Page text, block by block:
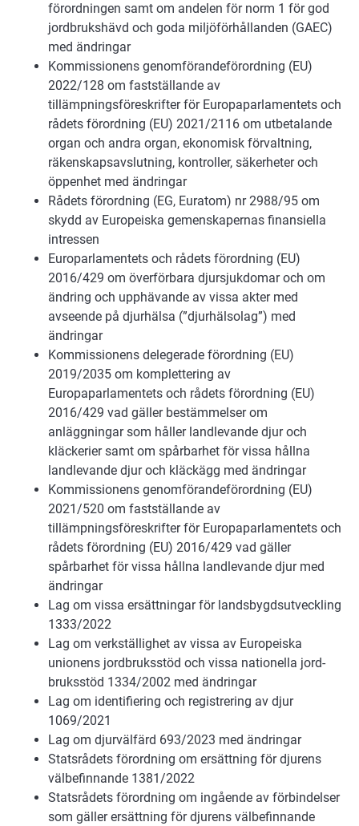
förordningen samt om andelen för norm 1 för god
jordbrukshävd och goda miljöförhållanden (GAEC)
med ändringar
Kommissionens genomförandeförordning (EU)
2022/128 om fastställande av
tillämpningsföreskrifter för Europaparlamentets och
rådets förordning (EU) 2021/2116 om utbetalande
organ och andra organ, ekonomisk förvaltning,
räkenskapsavslutning, kontroller, säkerheter och
öppenhet med ändringar
Rådets förordning (EG, Euratom) nr 2988/95 om
skydd av Europeiska gemenskapernas finansiella
intressen
Europarlamentets och rådets förordning (EU)
2016/429 om överförbara djursjukdomar och om
ändring och upphävande av vissa akter med
avseende på djurhälsa (”djurhälsolag”) med
ändringar
Kommissionens delegerade förordning (EU)
2019/2035 om komplettering av
Europaparlamentets och rådets förordning (EU)
2016/429 vad gäller bestämmelser om
anläggningar som håller landlevande djur och
kläckerier samt om spårbarhet för vissa hållna
landlevande djur och kläckägg med ändringar
Kommissionens genomförandeförordning (EU)
2021/520 om fastställande av
tillämpningsföreskrifter för Europaparlamentets och
rådets förordning (EU) 2016/429 vad gäller
spårbarhet för vissa hållna landlevande djur med
ändringar
Lag om vissa ersättningar för landsbygdsutveckling
1333/2022
Lag om verkställighet av vissa av Europeiska
unionens jordbruksstöd och vissa nationella jord-
bruksstöd 1334/2002 med ändringar
Lag om identifiering och registrering av djur
1069/2021
Lag om djurvälfärd 693/2023 med ändringar
Statsrådets förordning om ersättning för djurens
välbefinnande 1381/2022
Statsrådets förordning om ingående av förbindelser
som gäller ersättning för djurens välbefinnande